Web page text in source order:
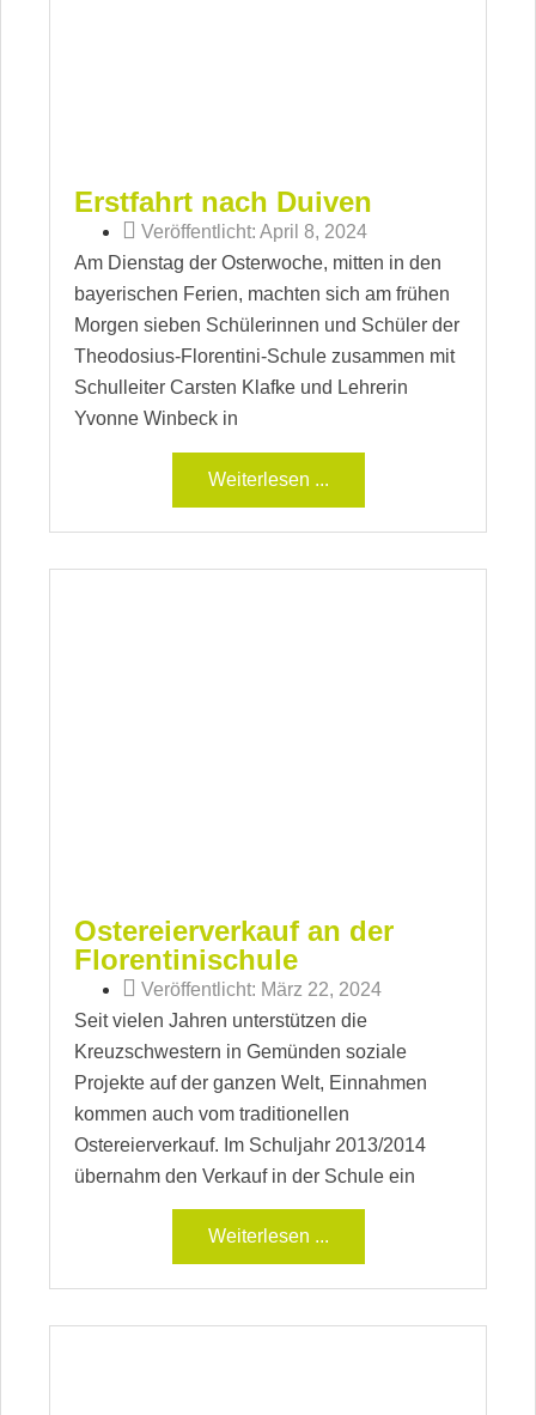
Erstfahrt nach Duiven
Veröffentlicht: April 8, 2024
Am Dienstag der Osterwoche, mitten in den
bayerischen Ferien, machten sich am frühen
Morgen sieben Schülerinnen und Schüler der
Theodosius-Florentini-Schule zusammen mit
Schulleiter Carsten Klafke und Lehrerin
Yvonne Winbeck in
Weiterlesen ...
Ostereierverkauf an der
Florentinischule
Veröffentlicht: März 22, 2024
Seit vielen Jahren unterstützen die
Kreuzschwestern in Gemünden soziale
Projekte auf der ganzen Welt, Einnahmen
kommen auch vom traditionellen
Ostereierverkauf. Im Schuljahr 2013/2014
übernahm den Verkauf in der Schule ein
Weiterlesen ...